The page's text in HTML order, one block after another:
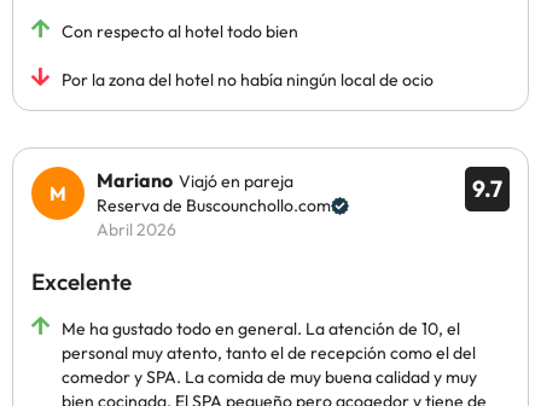
Con respecto al hotel todo bien
Por la zona del hotel no había ningún local de ocio
9.7
Mariano Viajó en pareja
Reserva de Buscounchollo.com
Abril 2026
Excelente
Me ha gustado todo en general. La atención de 10, el
personal muy atento, tanto el de recepción como el del
comedor y SPA. La comida de muy buena calidad y muy
bien cocinada. El SPA pequeño pero acogedor y tiene de